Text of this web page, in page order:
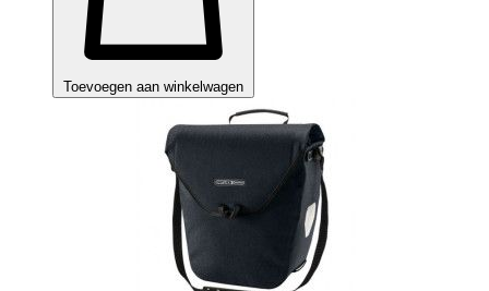
Toevoegen aan winkelwagen